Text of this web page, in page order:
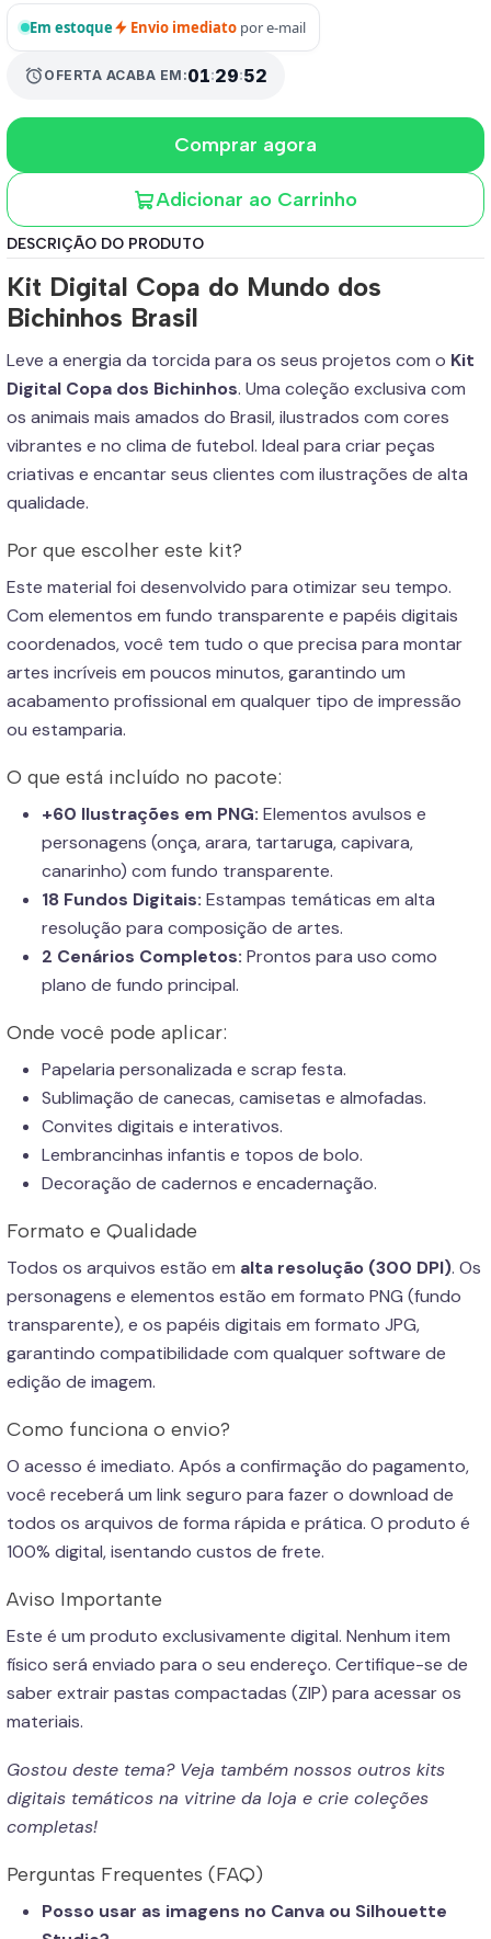
Em estoque Envio imediato por e-mail
alarmOFERTA ACABA EM:01:29:51
Adicionar ao Carrinho
Comprar agora
DESCRIÇÃO DO PRODUTO
Kit Digital Copa do Mundo dos
Bichinhos Brasil
Leve a energia da torcida para os seus projetos com o Kit
Digital Copa dos Bichinhos. Uma coleção exclusiva com
os animais mais amados do Brasil, ilustrados com cores
vibrantes e no clima de futebol. Ideal para criar peças
criativas e encantar seus clientes com ilustrações de alta
qualidade.
Por que escolher este kit?
Este material foi desenvolvido para otimizar seu tempo.
Com elementos em fundo transparente e papéis digitais
coordenados, você tem tudo o que precisa para montar
artes incríveis em poucos minutos, garantindo um
acabamento profissional em qualquer tipo de impressão
ou estamparia.
O que está incluído no pacote:
+60 Ilustrações em PNG: Elementos avulsos e
personagens (onça, arara, tartaruga, capivara,
canarinho) com fundo transparente.
18 Fundos Digitais: Estampas temáticas em alta
resolução para composição de artes.
2 Cenários Completos: Prontos para uso como
plano de fundo principal.
Onde você pode aplicar:
Papelaria personalizada e scrap festa.
Sublimação de canecas, camisetas e almofadas.
Convites digitais e interativos.
Lembrancinhas infantis e topos de bolo.
Decoração de cadernos e encadernação.
Formato e Qualidade
Todos os arquivos estão em alta resolução (300 DPI). Os
personagens e elementos estão em formato PNG (fundo
transparente), e os papéis digitais em formato JPG,
garantindo compatibilidade com qualquer software de
edição de imagem.
Como funciona o envio?
O acesso é imediato. Após a confirmação do pagamento,
você receberá um link seguro para fazer o download de
todos os arquivos de forma rápida e prática. O produto é
100% digital, isentando custos de frete.
Aviso Importante
Este é um produto exclusivamente digital. Nenhum item
físico será enviado para o seu endereço. Certifique-se de
saber extrair pastas compactadas (ZIP) para acessar os
materiais.
Gostou deste tema? Veja também nossos outros kits
digitais temáticos na vitrine da loja e crie coleções
completas!
Perguntas Frequentes (FAQ)
Posso usar as imagens no Canva ou Silhouette